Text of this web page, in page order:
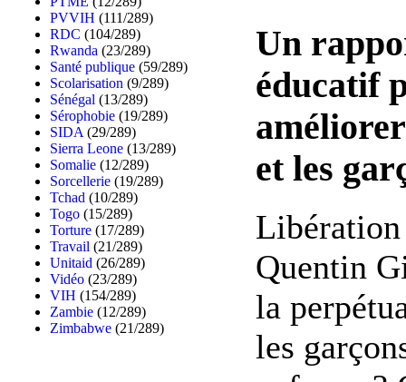
PVVIH (111/289)
RDC (104/289)
Rwanda (23/289)
Santé publique (59/289)
Scolarisation (9/289)
Sénégal (13/289)
Sérophobie (19/289)
SIDA (29/289)
Sierra Leone (13/289)
Somalie (12/289)
Sorcellerie (19/289)
Tchad (10/289)
Togo (15/289)
Torture (17/289)
Travail (21/289)
Unitaid (26/289)
Vidéo (23/289)
VIH (154/289)
Zambie (12/289)
Zimbabwe (21/289)
Un
éducatif
et les
Quentin
la
les